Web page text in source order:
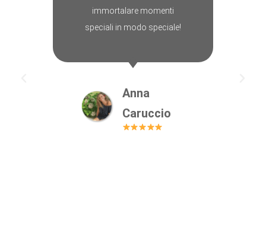
immortalare momenti
speciali in modo speciale!
Anna
Caruccio